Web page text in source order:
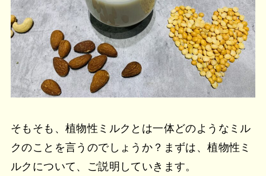
そもそも、植物性ミルクとは一体どのようなミル
クのことを言うのでしょうか？まずは、植物性ミ
ルクについて、ご説明していきます。